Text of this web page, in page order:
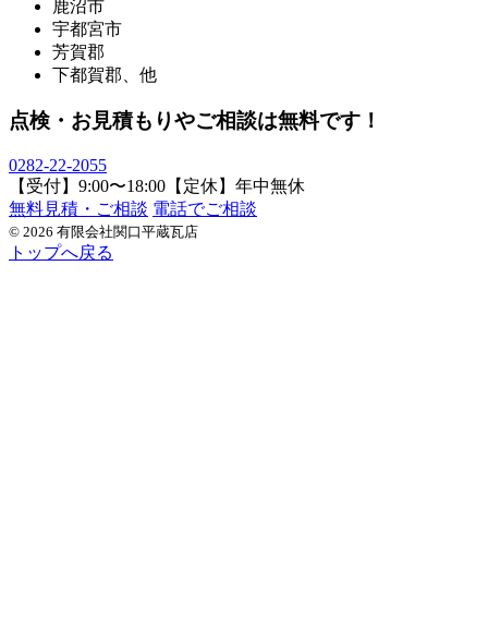
鹿沼市
宇都宮市
芳賀郡
下都賀郡、他
点検・お見積もりやご相談は無料です！
0282-22-2055
【受付】9:00〜18:00【定休】年中無休
無料見積・ご相談 電話でご相談
© 2026 有限会社関口平蔵瓦店
トップへ戻る